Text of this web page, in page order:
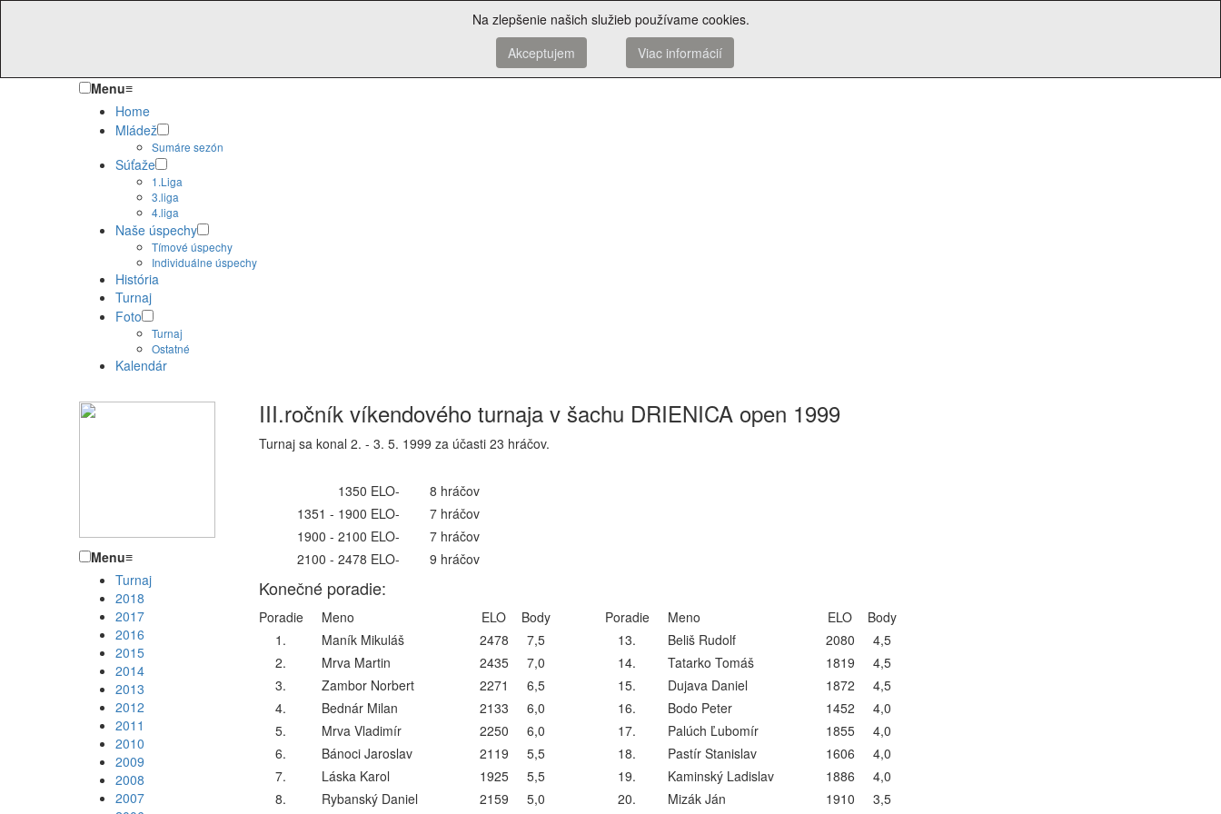
Na zlepšenie našich služieb používame cookies.
Akceptujem
Viac informácií
Menu≡
Home
Mládež
Sumáre sezón
Súťaže
1.Liga
3.liga
4.liga
Naše úspechy
Tímové úspechy
Individuálne úspechy
História
Turnaj
Foto
Turnaj
Ostatné
Kalendár
Menu≡
Turnaj
2018
2017
2016
2015
2014
2013
2012
2011
2010
2009
2008
2007
III.ročník víkendového turnaja v šachu DRIENICA open 1999
Turnaj sa konal 2. - 3. 5. 1999 za účasti 23 hráčov.
1350 ELO-
8 hráčov
1351 - 1900 ELO-
7 hráčov
1900 - 2100 ELO-
7 hráčov
2100 - 2478 ELO- 9 hráčov
Konečné poradie:
Poradie Meno ELO Body Poradie Meno ELO
Body
1.
Maník Mikuláš 2478 7,5 13. Beliš Rudolf 2080
4,5
2.
Mrva Martin 2435 7,0 14. Tatarko Tomáš 1819
4,5
3.
Zambor Norbert 2271 6,5 15. Dujava Daniel 1872
4,5
4.
Bednár Milan 2133 6,0 16. Bodo Peter 1452
4,0
5.
Mrva Vladimír 2250 6,0 17. Palúch Ľubomír 1855
4,0
6.
Bánoci Jaroslav 2119 5,5 18. Pastír Stanislav 1606
4,0
7.
Láska Karol 1925 5,5 19. Kaminský Ladislav 1886
4,0
8.
Rybanský Daniel 2159 5,0 20. Mizák Ján 1910
3,5